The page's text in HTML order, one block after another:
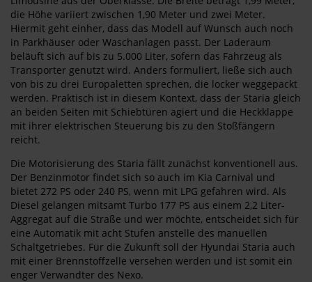
die Höhe variiert zwischen 1,90 Meter und zwei Meter.
Hiermit geht einher, dass das Modell auf Wunsch auch noch
in Parkhäuser oder Waschanlagen passt. Der Laderaum
beläuft sich auf bis zu 5.000 Liter, sofern das Fahrzeug als
Transporter genutzt wird. Anders formuliert, ließe sich auch
von bis zu drei Europaletten sprechen, die locker weggepackt
werden. Praktisch ist in diesem Kontext, dass der Staria gleich
an beiden Seiten mit Schiebtüren agiert und die Heckklappe
mit ihrer elektrischen Steuerung bis zu den Stoßfängern
reicht.
Die Motorisierung des Staria fällt zunächst konventionell aus.
Der Benzinmotor findet sich so auch im Kia Carnival und
bietet 272 PS oder 240 PS, wenn mit LPG gefahren wird. Als
Diesel gelangen mitsamt Turbo 177 PS aus einem 2,2 Liter-
Aggregat auf die Straße und wer möchte, entscheidet sich für
eine Automatik mit acht Stufen anstelle des manuellen
Schaltgetriebes. Für die Zukunft soll der Hyundai Staria auch
mit einer Brennstoffzelle versehen werden und ist somit ein
enger Verwandter des Nexo.